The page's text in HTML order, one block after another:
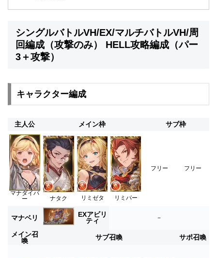
シングルバトルVH/EX/マルチバトルVH/周
回編成（攻撃のみ） HELL攻略編成（パー
3＋攻撃）
キャラクター編成
主人公 メイン枠 サブ枠
マナダイバ
ー
ナタク リミゼタ リミパー
フリー フリー
マナベリ
EXアビリ
ティ
－
メイン召
喚
サブ召喚 サポ召喚